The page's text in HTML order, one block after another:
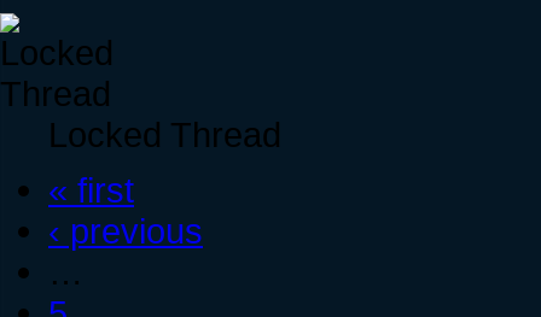
Locked Thread
« first
‹ previous
…